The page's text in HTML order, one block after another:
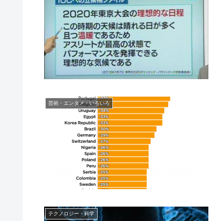
芸術・エンタメ・いろいろ
テクノロジー・科学